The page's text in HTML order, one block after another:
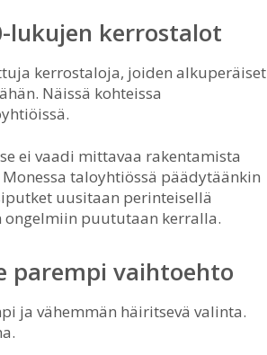
lukujen kerrostalot
kerrostaloja, joiden alkuperäiset
Näissä kohteissa
ei vaadi mittavaa rakentamista
taloyhtiössä päädytäänkin
uusitaan perinteisellä
ongelmiin puututaan kerralla.
parempi vaihtoehto
ja vähemmän häiritsevä valinta.